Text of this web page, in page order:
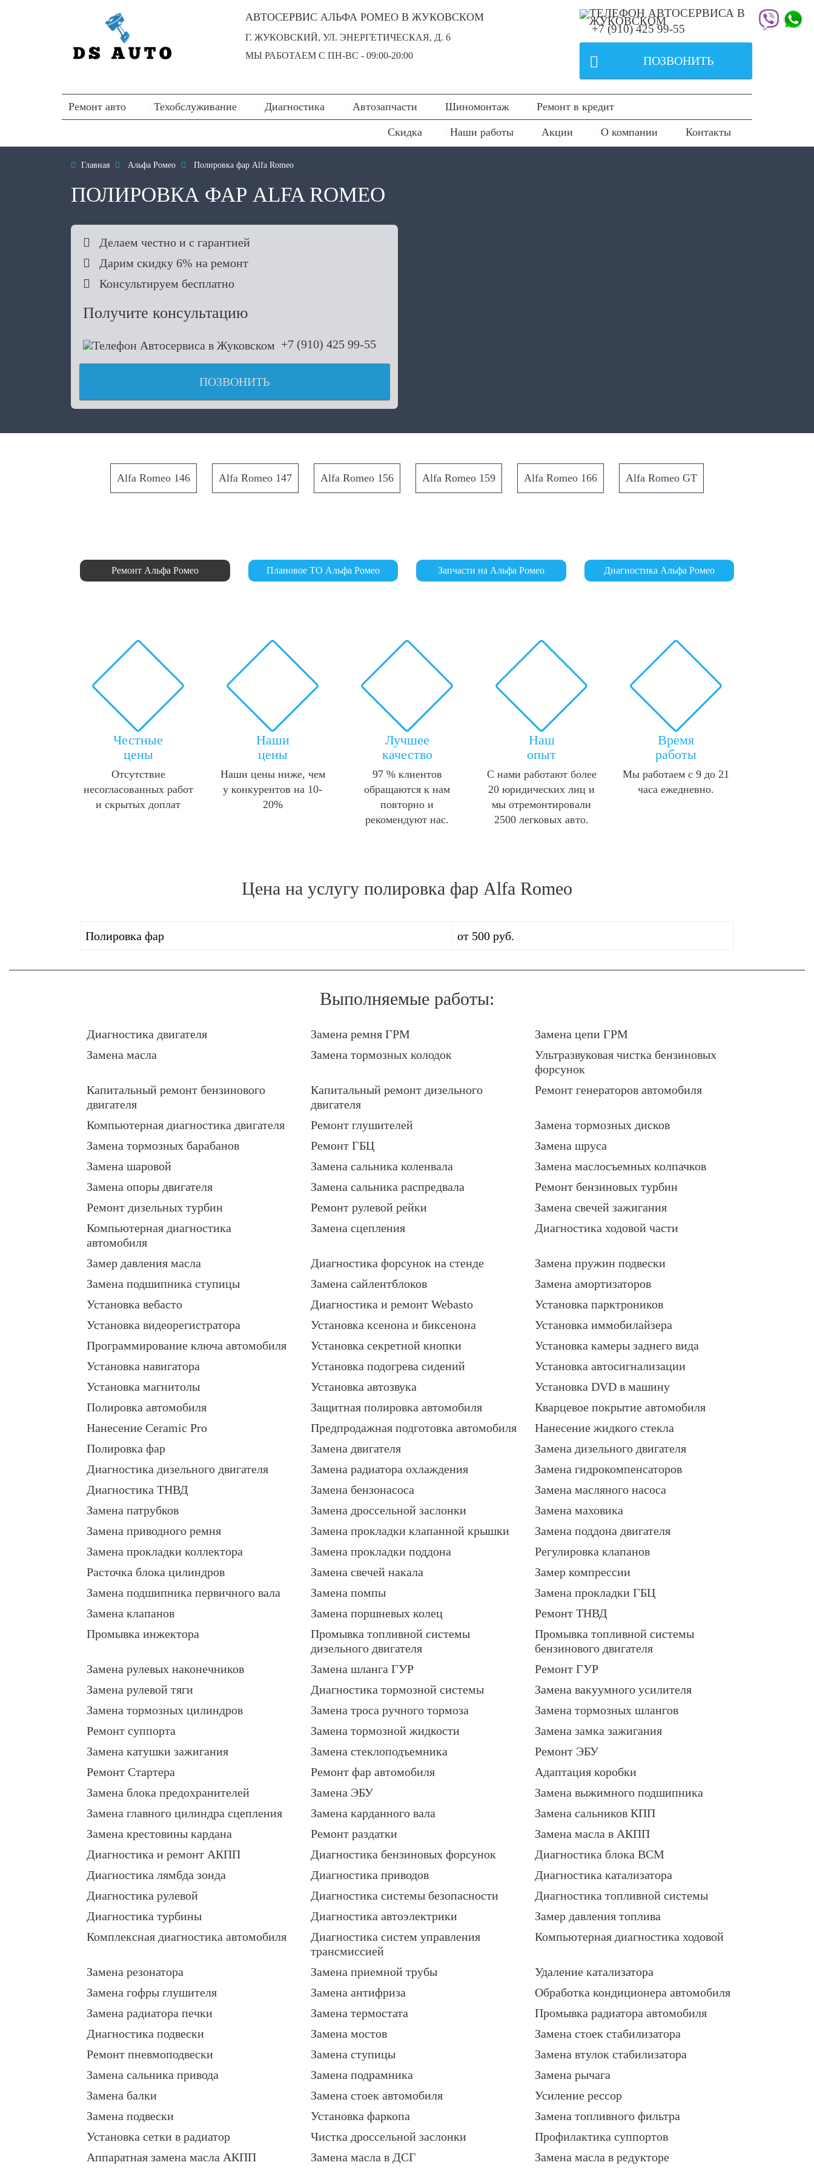
АВТОСЕРВИС АЛЬФА РОМЕО В ЖУКОВСКОМ
Г. ЖУКОВСКИЙ, УЛ. ЭНЕРГЕТИЧЕСКАЯ, Д. 6
МЫ РАБОТАЕМ С ПН-ВC - 09:00-20:00
+7 (910) 425 99-55
 ПОЗВОНИТЬ
Ремонт авто Техобслуживание Диагностика Автозапчасти Шиномонтаж Ремонт в кредит
Скидка Наши работы Акции О компании Контакты
 Главная  Альфа Ромео  Полировка фар Alfa Romeo
ПОЛИРОВКА ФАР ALFA ROMEO
 Делаем честно и с гарантией
 Дарим скидку 6% на ремонт
 Консультируем бесплатно
Получите консультацию
+7 (910) 425 99-55
ПОЗВОНИТЬ
Alfa Romeo 146 Alfa Romeo 147 Alfa Romeo 156 Alfa Romeo 159 Alfa Romeo 166 Alfa Romeo GT
Ремонт Альфа Ромео Плановое ТО Альфа Ромео Запчасти на Альфа Ромео Диагностика Альфа Ромео
Честные
цены
Отсутствие
несогласованных работ
и скрытых доплат
Наши
цены
Наши цены ниже, чем
у конкурентов на 10-
20%
Лучшее
качество
97 % клиентов
обращаются к нам
повторно и
рекомендуют нас.
Наш
опыт
С нами работают более
20 юридических лиц и
мы отремонтировали
2500 легковых авто.
Время
работы
Мы работаем с 9 до 21
часа ежедневно.
Цена на услугу полировка фар Alfa Romeo
Полировка фар от 500 руб.
Выполняемые работы:
Диагностика двигателя Замена ремня ГРМ
Замена цепи ГРМ
Замена масла
Замена тормозных колодок
Ультразвуковая чистка бензиновых
форсунок
Капитальный ремонт бензинового
двигателя
Капитальный ремонт дизельного
двигателя
Ремонт генераторов автомобиля
Компьютерная диагностика двигателя Ремонт глушителей
Замена тормозных дисков
Замена тормозных барабанов
Ремонт ГБЦ
Замена шруса
Замена шаровой
Замена сальника коленвала
Замена маслосъемных колпачков
Замена опоры двигателя
Замена сальника распредвала
Ремонт бензиновых турбин
Ремонт дизельных турбин
Ремонт рулевой рейки
Замена свечей зажигания
Компьютерная диагностика
автомобиля
Замена сцепления Диагностика ходовой части
Замер давления масла Диагностика форсунок на стенде
Замена пружин подвески
Замена подшипника ступицы
Замена сайлентблоков
Замена амортизаторов
Установка вебасто
Диагностика и ремонт Webasto
Установка парктроников
Установка видеорегистратора
Установка ксенона и биксенона
Установка иммобилайзера
Программирование ключа автомобиля
Установка секретной кнопки
Установка камеры заднего вида
Установка навигатора
Установка подогрева сидений
Установка автосигнализации
Установка магнитолы
Установка автозвука
Установка DVD в машину
Полировка автомобиля
Защитная полировка автомобиля
Кварцевое покрытие автомобиля
Нанесение Ceramic Pro
Предпродажная подготовка автомобиля
Нанесение жидкого стекла
Полировка фар
Замена двигателя
Замена дизельного двигателя
Диагностика дизельного двигателя
Замена радиатора охлаждения
Замена гидрокомпенсаторов
Диагностика ТНВД
Замена бензонасоса
Замена масляного насоса
Замена патрубков
Замена дроссельной заслонки
Замена маховика
Замена приводного ремня
Замена прокладки клапанной крышки
Замена поддона двигателя
Замена прокладки коллектора
Замена прокладки поддона
Регулировка клапанов
Расточка блока цилиндров
Замена свечей накала
Замер компрессии
Замена подшипника первичного вала
Замена помпы
Замена прокладки ГБЦ
Замена клапанов
Замена поршневых колец
Ремонт ТНВД
Промывка инжектора
Промывка топливной системы
дизельного двигателя
Промывка топливной системы
бензинового двигателя
Замена рулевых наконечников
Замена шланга ГУР
Ремонт ГУР
Замена рулевой тяги
Диагностика тормозной системы
Замена вакуумного усилителя
Замена тормозных цилиндров
Замена троса ручного тормоза
Замена тормозных шлангов
Ремонт суппорта
Замена тормозной жидкости
Замена замка зажигания
Замена катушки зажигания
Замена стеклоподъемника
Ремонт ЭБУ
Ремонт Стартера
Ремонт фар автомобиля
Адаптация коробки
Замена блока предохранителей
Замена ЭБУ
Замена выжимного подшипника
Замена главного цилиндра сцепления
Замена карданного вала
Замена сальников КПП
Замена крестовины кардана
Ремонт раздатки
Замена масла в АКПП
Диагностика и ремонт АКПП
Диагностика бензиновых форсунок
Диагностика блока BCM
Диагностика лямбда зонда
Диагностика приводов
Диагностика катализатора
Диагностика рулевой
Диагностика системы безопасности
Диагностика топливной системы
Диагностика турбины
Диагностика автоэлектрики
Замер давления топлива
Комплексная диагностика автомобиля
Диагностика систем управления
трансмиссией
Компьютерная диагностика ходовой
Замена резонатора Замена приемной трубы
Удаление катализатора
Замена гофры глушителя
Замена антифриза
Обработка кондиционера автомобиля
Замена радиатора печки
Замена термостата
Промывка радиатора автомобиля
Диагностика подвески
Замена мостов
Замена стоек стабилизатора
Ремонт пневмоподвески
Замена ступицы
Замена втулок стабилизатора
Замена сальника привода
Замена подрамника
Замена рычага
Замена балки
Замена стоек автомобиля
Усиление рессор
Замена подвески
Установка фаркопа
Замена топливного фильтра
Установка сетки в радиатор
Чистка дроссельной заслонки
Профилактика суппортов
Аппаратная замена масла АКПП
Замена масла в ДСГ Замена масла в редукторе